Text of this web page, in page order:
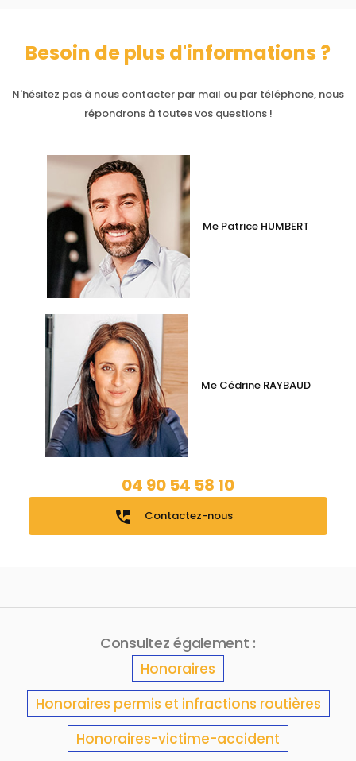
Besoin de plus d'informations ?
N'hésitez pas à nous contacter par mail ou par téléphone, nous
répondrons à toutes vos questions !
Me Patrice HUMBERT
Me Cédrine RAYBAUD
04 90 54 58 10
perm_phone_msg Contactez-nous
Consultez également :
Honoraires
Honoraires permis et infractions routières
Honoraires-victime-accident